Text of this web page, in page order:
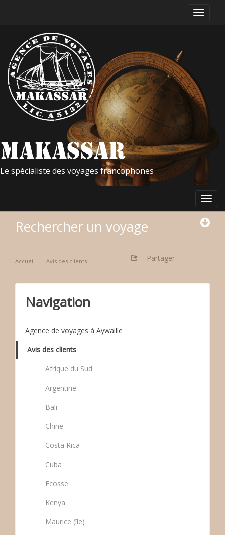
Le spécialiste des voyages francophones
Rechercher un voyage
Accueil Avis des clients Partager
Navigation
Agence de voyages à Aywaille
Avis des clients
Afrique du Sud
Argentine
Bali
Chine
Costa Rica
Cuba
Ecosse
Kenya
Maurice (île)